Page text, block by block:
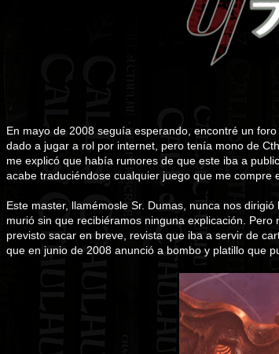
En mayo de 2008 seguía esperando, encontré un
dado a jugar a rol por internet, pero tenía mono de
me explicó que había rumores de que este iba a
acabe traduciéndose cualquier juego que me compre
Este master, llamémosle Sr. Dumas, nunca nos
murió sin que recibiéramos ninguna explicación.
previsto sacar en breve, revista que iba a servir de
que en junio de 2008 anunció a bombo y platillo que